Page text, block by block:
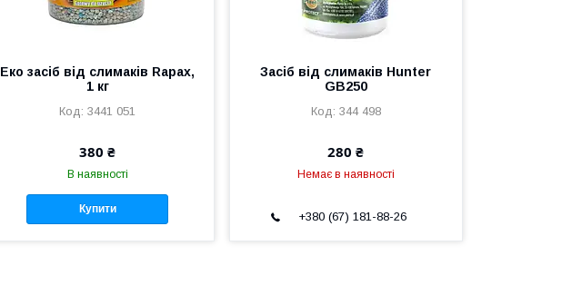
Еко засіб від слимаків Rapax,
1 кг
3441 051
380 ₴
В наявності
Купити
Засіб від слимаків Hunter
GB250
344 498
280 ₴
Немає в наявності
+380 (67) 181-88-26